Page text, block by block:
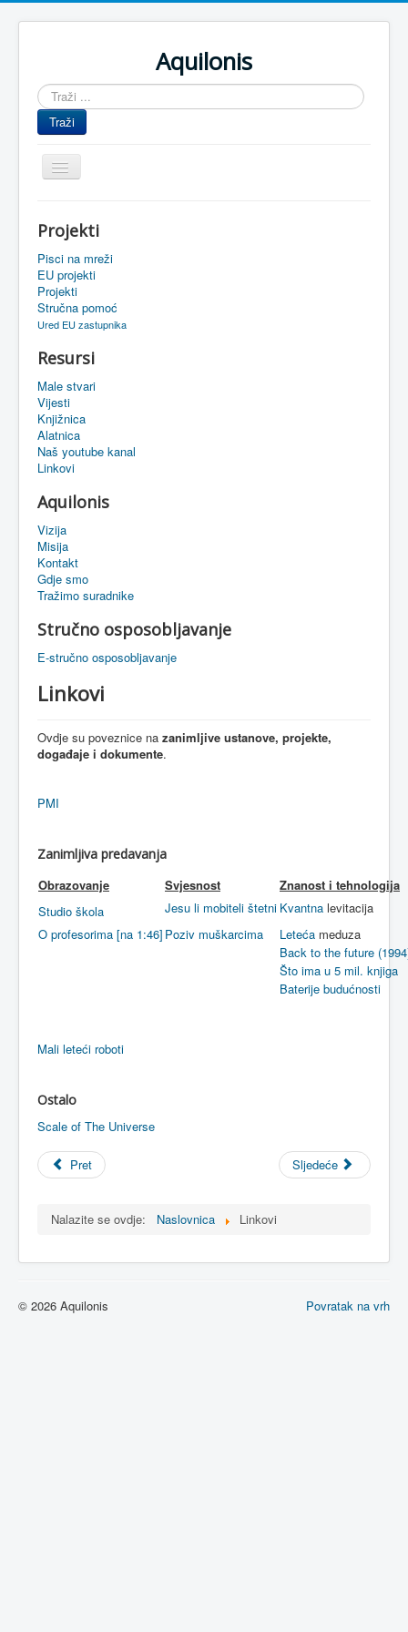
Aquilonis
Traži
...
Traži
Prikaz/Sakrivanje
navigacije
Upravljanje znanjem
Obrazovanje
Upravljanje projektima
Oaza
Sistemski alati
eMapa
Projekti
Pisci na mreži
EU projekti
Projekti
Stručna pomoć
Ured EU zastupnika
Resursi
Male stvari
Vijesti
Knjižnica
Alatnica
Naš youtube kanal
Linkovi
Aquilonis
Vizija
Misija
Kontakt
Gdje smo
Tražimo suradnike
Stručno osposobljavanje
E-stručno osposobljavanje
Linkovi
Ovdje su poveznice na zanimljive ustanove, projekte,
događaje i dokumente.
PMI
Zanimljiva predavanja
Obrazovanje
Svjesnost Znanost i tehnologija
Studio škola
Jesu li mobiteli štetni Kvantna levitacija
O profesorima [na 1:46] Poziv muškarcima Leteća meduza
Back to the future
Što ima u 5 mil. knjiga
Baterije budućnosti
Mali leteći roboti
Ostalo
Scale of The Universe
Pret Sljedeće
Nalazite se ovdje: Naslovnica Linkovi
Povratak na vrh
© 2026 Aquilonis